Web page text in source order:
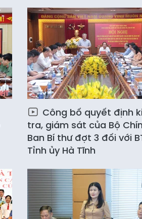
Công bố quyết định
tra, giám sát của Bộ
Ban Bí thư đợt 3 đối với
Tỉnh ủy Hà Tĩnh